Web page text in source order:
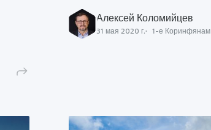
Алексей Коломийцев
31 мая 2020 г. 1-е Коринфянам